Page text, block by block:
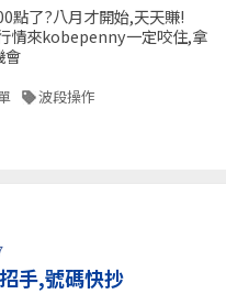
點了?八月才開始,天天賺!
情來kobepenny一定咬住,拿
會
波段操作
手,號碼快抄